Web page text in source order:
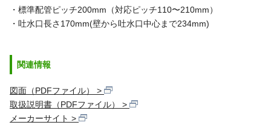
・標準配管ピッチ200mm（対応ピッチ110〜210mm）
・吐水口長さ170mm(壁から吐水口中心まで234mm)
関連情報
図面（PDFファイル）
取扱説明書（PDFファイル）
メーカーサイト